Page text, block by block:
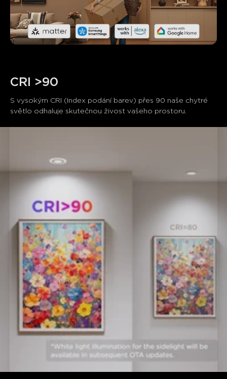
CRI >90
S vysokým CRI (Index podání barev) přes 90 naše chytré
světlo odhaluje skutečnou živost vašeho prostoru.